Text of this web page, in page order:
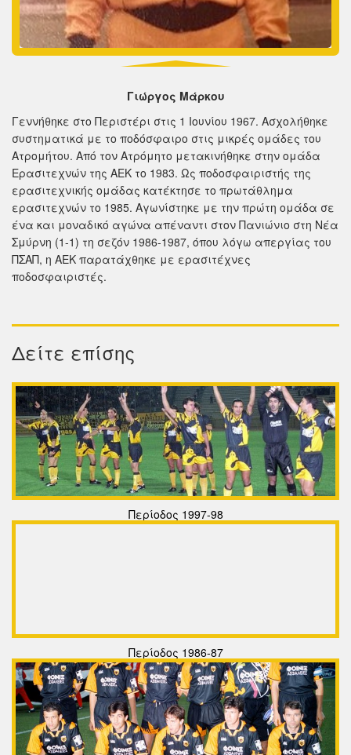
Γιώργος Μάρκου
Γεννήθηκε στο Περιστέρι στις 1 Ιουνίου 1967. Ασχολήθηκε
συστηματικά με το ποδόσφαιρο στις μικρές ομάδες του
Ατρομήτου. Από τον Ατρόμητο μετακινήθηκε στην ομάδα
Ερασιτεχνών της ΑΕΚ το 1983. Ως ποδοσφαιριστής της
ερασιτεχνικής ομάδας κατέκτησε το πρωτάθλημα
ερασιτεχνών το 1985. Αγωνίστηκε με την πρώτη ομάδα σε
ένα και μοναδικό αγώνα απέναντι στον Πανιώνιο στη Νέα
Σμύρνη (1-1) τη σεζόν 1986-1987, όπου λόγω απεργίας του
ΠΣΑΠ, η ΑΕΚ παρατάχθηκε με ερασιτέχνες
ποδοσφαιριστές.
Δείτε επίσης
Περίοδος 1997-98
Περίοδος 1986-87